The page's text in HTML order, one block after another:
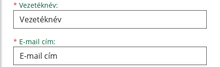
* Vezetéknév:
* E-mail cím: